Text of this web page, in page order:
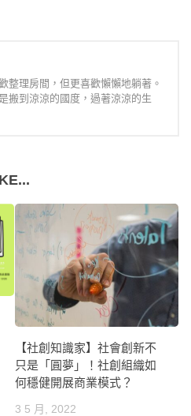
整理房間，但更喜歡懶懶地躺著。
搬到涼涼的國度，過著涼涼的生
【社創知識家】社會創新不
只是「圓夢」！社創組織如
何穩健開展商業模式？
3 5 月, 2022